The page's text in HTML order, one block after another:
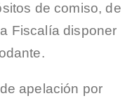
de comiso, de
Fiscalía disponer
apelación por